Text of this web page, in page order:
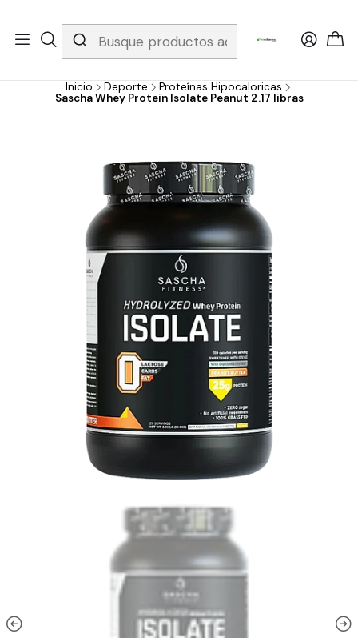
Whatsapp 3229079958/ Fijo 6019251796 / Envios a todo el país y
gratis apartir de 199.000!
Inicio Deporte
Proteínas Hipocaloricas
Sascha Whey Protein Isolate Peanut 2.17 libras